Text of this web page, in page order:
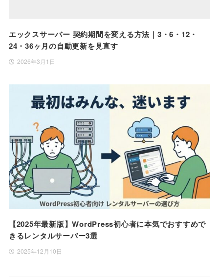
エックスサーバー 契約期間を変える方法｜3・6・12・
24・36ヶ月の自動更新を見直す
2026年3月1日
【2025年最新版】WordPress初心者に本気でおすすめで
きるレンタルサーバー3選
2025年12月10日